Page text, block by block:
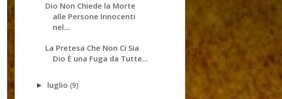
Dio Non Chiede la Morte
alle Persone Innocenti
nel...
La Pretesa Che Non Ci Sia
Dio È una Fuga da Tutte...
► luglio(9)